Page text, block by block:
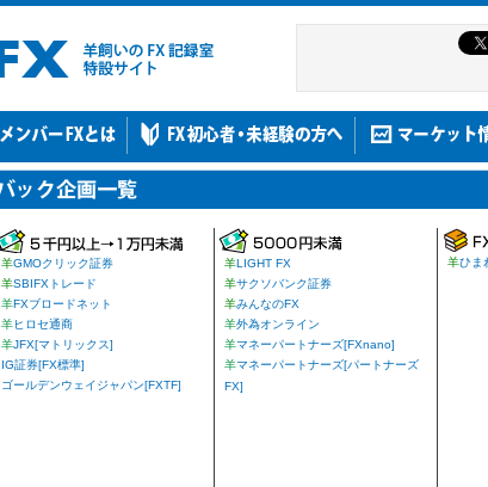
羊GMOクリック証券
羊SBIFXトレード
羊FXブロードネット
羊ヒロセ通商
羊JFX[マトリックス]
IG証券[FX標準]
ゴールデンウェイジャパン[FXTF]
羊LIGHT FX
羊サクソバンク証券
羊みんなのFX
羊外為オンライン
羊マネーパートナーズ[FXnano]
羊マネーパートナーズ[パートナーズ
FX]
羊ひま